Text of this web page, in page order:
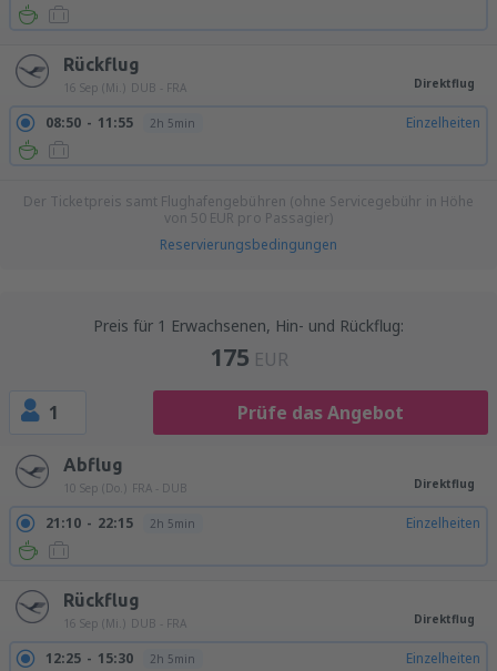
Rückflug
16 Sep (Mi.) DUB - FRA Direktflug
08:50 11:55 2h 5min Einzelheiten
Der Ticketpreis samt Flughafengebühren (ohne Servicegebühr in Höhe
von 50 EUR pro Passagier)
Reservierungsbedingungen
Preis für 1 Erwachsenen, Hin- und Rückflug:
175 EUR
1 Prüfe das Angebot
Abflug
10 Sep (Do.) FRA - DUB Direktflug
21:10 22:15 2h 5min Einzelheiten
Rückflug
16 Sep (Mi.) DUB - FRA Direktflug
12:25 15:30 2h 5min Einzelheiten